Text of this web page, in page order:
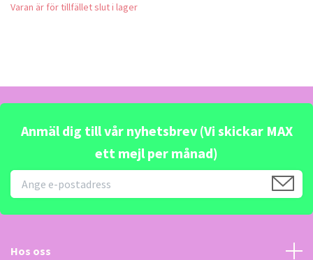
Varan är för tillfället slut i lager
Anmäl dig till vår nyhetsbrev (Vi skickar MAX
ett mejl per månad)
Hos oss